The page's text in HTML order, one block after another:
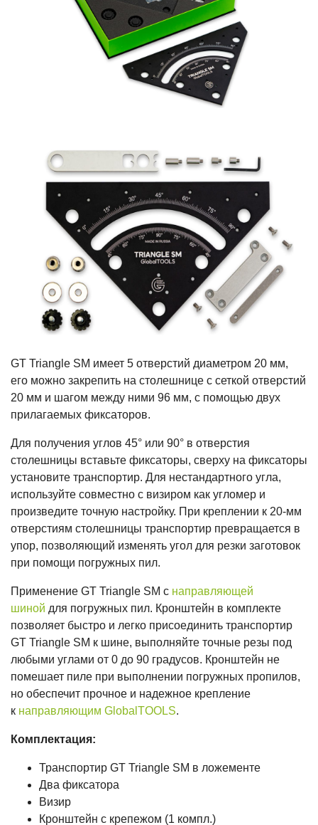
GT Triangle SM имеет 5 отверстий диаметром 20 мм,
его можно закрепить на столешнице с сеткой отверстий
20 мм и шагом между ними 96 мм, с помощью двух
прилагаемых фиксаторов.
Для получения углов 45° или 90° в отверстия
столешницы вставьте фиксаторы, сверху на фиксаторы
установите транспортир. Для нестандартного угла,
используйте совместно с визиром как угломер и
произведите точную настройку. При креплении к 20-мм
отверстиям столешницы транспортир превращается в
упор, позволяющий изменять угол для резки заготовок
при помощи погружных пил.
Применение GT Triangle SM с направляющей
шиной для погружных пил. Кронштейн в комплекте
позволяет быстро и легко присоединить транспортир
GT Triangle SM к шине, выполняйте точные резы под
любыми углами от 0 до 90 градусов. Кронштейн не
помешает пиле при выполнении погружных пропилов,
но обеспечит прочное и надежное крепление
к направляющим GlobalTOOLS.
Комплектация:
Транспортир GT Triangle SM в ложементе
Два фиксатора
Визир
Кронштейн с крепежом (1 компл.)